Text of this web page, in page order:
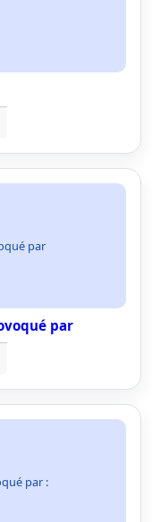
par
par
par :